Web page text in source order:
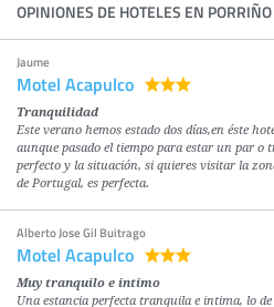
OPINIONES DE HOTELES EN PORRIÑO
Jaume
Motel Acapulco
Tranquilidad
Este verano hemos estado dos días,en éste
aunque pasado el tiempo para estar un par o
perfecto y la situación, si quieres visitar la
de Portugal, es perfecta.
Alberto Jose Gil Buitrago
Motel Acapulco
Muy tranquilo e intimo
Una estancia perfecta tranquila e intima, lo